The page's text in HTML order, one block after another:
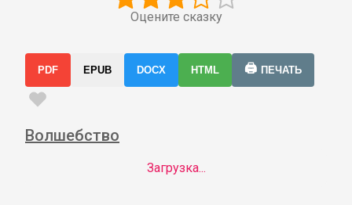
Оцените сказку
PDF EPUB DOCX HTML 🖨️ ПЕЧАТЬ
Волшебство
Загрузка...